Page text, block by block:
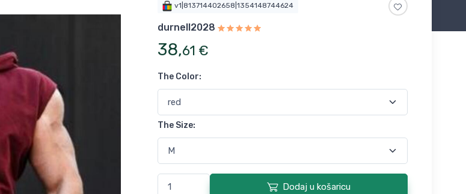
v1|813714402658|1354148744624
durnell2028
38,61 €
The Color:
The Size:
Dodaj u košaricu